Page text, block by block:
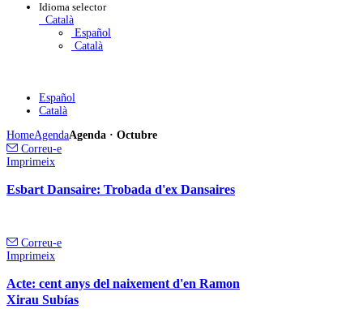
Idioma selector
Català
Español
Català
Español
Català
HomeAgendaAgenda · Octubre
Correu-e
Imprimeix
Esbart Dansaire: Trobada d'ex Dansaires
Correu-e
Imprimeix
Acte: cent anys del naixement d'en Ramon
Xirau Subías